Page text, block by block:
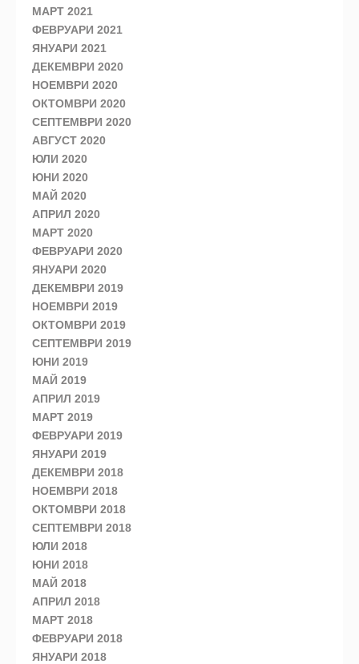
МАРТ 2021
ФЕВРУАРИ 2021
ЯНУАРИ 2021
ДЕКЕМВРИ 2020
НОЕМВРИ 2020
ОКТОМВРИ 2020
СЕПТЕМВРИ 2020
АВГУСТ 2020
ЮЛИ 2020
ЮНИ 2020
МАЙ 2020
АПРИЛ 2020
МАРТ 2020
ФЕВРУАРИ 2020
ЯНУАРИ 2020
ДЕКЕМВРИ 2019
НОЕМВРИ 2019
ОКТОМВРИ 2019
СЕПТЕМВРИ 2019
ЮНИ 2019
МАЙ 2019
АПРИЛ 2019
МАРТ 2019
ФЕВРУАРИ 2019
ЯНУАРИ 2019
ДЕКЕМВРИ 2018
НОЕМВРИ 2018
ОКТОМВРИ 2018
СЕПТЕМВРИ 2018
ЮЛИ 2018
ЮНИ 2018
МАЙ 2018
АПРИЛ 2018
МАРТ 2018
ФЕВРУАРИ 2018
ЯНУАРИ 2018